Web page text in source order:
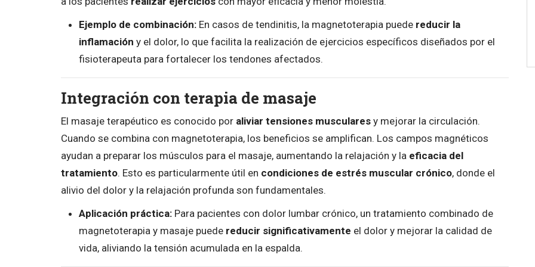
Ejemplo de combinación: En casos de tendinitis, la magnetoterapia puede reducir la
inflamación y el dolor, lo que facilita la realización de ejercicios específicos diseñados por el
fisioterapeuta para fortalecer los tendones afectados.
Integración con terapia de masaje
El masaje terapéutico es conocido por aliviar tensiones musculares y mejorar la circulación.
Cuando se combina con magnetoterapia, los beneficios se amplifican. Los campos magnéticos
ayudan a preparar los músculos para el masaje, aumentando la relajación y la eficacia del
tratamiento. Esto es particularmente útil en condiciones de estrés muscular crónico, donde el
alivio del dolor y la relajación profunda son fundamentales.
Aplicación práctica: Para pacientes con dolor lumbar crónico, un tratamiento combinado de
magnetoterapia y masaje puede reducir significativamente el dolor y mejorar la calidad de
vida, aliviando la tensión acumulada en la espalda.